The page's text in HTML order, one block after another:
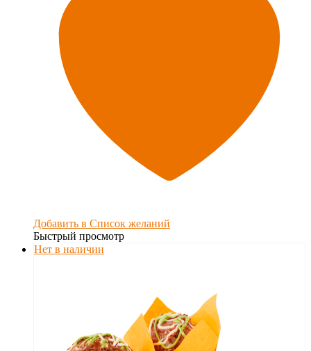
Добавить в Список желаний
Быстрый просмотр
Нет в наличии